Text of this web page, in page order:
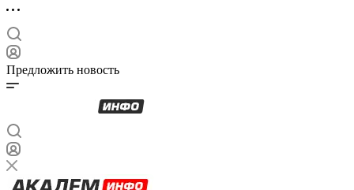
Предложить новость